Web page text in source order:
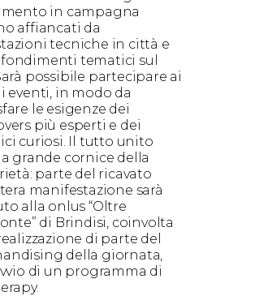
in campagna
affiancati da
tecniche in città e
tematici sul
possibile partecipare ai
eventi, in modo da
le esigenze dei
più esperti e dei
curiosi. Il tutto unito
grande cornice della
parte del ricavato
manifestazione sarà
alla onlus “Oltre
di Brindisi, coinvolta
di parte del
della giornata,
di un programma di